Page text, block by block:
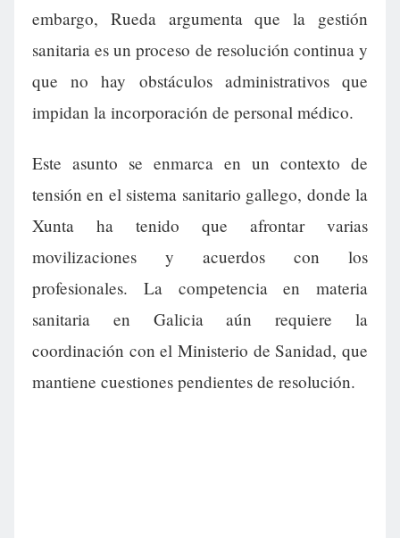
embargo, Rueda argumenta que la gestión
sanitaria es un proceso de resolución continua y
que no hay obstáculos administrativos que
impidan la incorporación de personal médico.
Este asunto se enmarca en un contexto de
tensión en el sistema sanitario gallego, donde la
Xunta ha tenido que afrontar varias
movilizaciones y acuerdos con los
profesionales. La competencia en materia
sanitaria en Galicia aún requiere la
coordinación con el Ministerio de Sanidad, que
mantiene cuestiones pendientes de resolución.